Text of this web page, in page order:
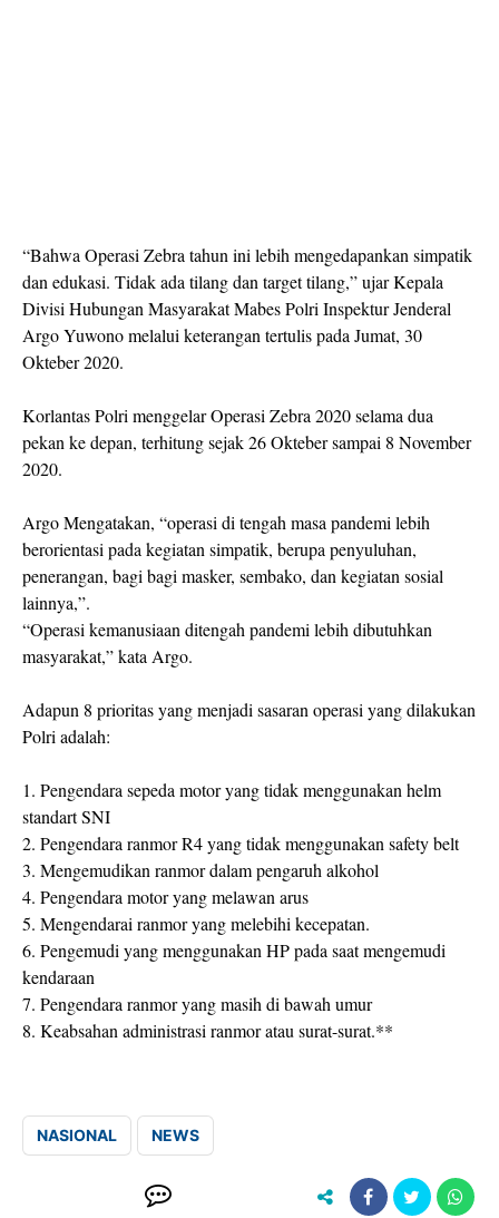
“Bahwa Operasi Zebra tahun ini lebih mengedapankan simpatik
dan edukasi. Tidak ada tilang dan target tilang,” ujar Kepala
Divisi Hubungan Masyarakat Mabes Polri Inspektur Jenderal
Argo Yuwono melalui keterangan tertulis pada Jumat, 30
Okteber 2020.
Korlantas Polri menggelar Operasi Zebra 2020 selama dua
pekan ke depan, terhitung sejak 26 Okteber sampai 8 November
2020.
Argo Mengatakan, “operasi di tengah masa pandemi lebih
berorientasi pada kegiatan simpatik, berupa penyuluhan,
penerangan, bagi bagi masker, sembako, dan kegiatan sosial
lainnya,”.
“Operasi kemanusiaan ditengah pandemi lebih dibutuhkan
masyarakat,” kata Argo.
Adapun 8 prioritas yang menjadi sasaran operasi yang dilakukan
Polri adalah:
1. Pengendara sepeda motor yang tidak menggunakan helm
standart SNI
2. Pengendara ranmor R4 yang tidak menggunakan safety belt
3. Mengemudikan ranmor dalam pengaruh alkohol
4. Pengendara motor yang melawan arus
5. Mengendarai ranmor yang melebihi kecepatan.
6. Pengemudi yang menggunakan HP pada saat mengemudi
kendaraan
7. Pengendara ranmor yang masih di bawah umur
8. Keabsahan administrasi ranmor atau surat-surat.**
NASIONAL NEWS